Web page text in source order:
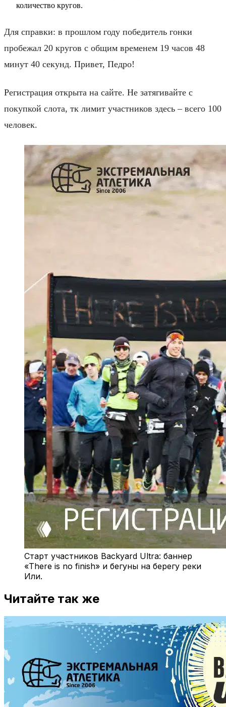
количество кругов.
Для справки: в прошлом году победитель гонки
пробежал 20 кругов с общим временем 19 часов 48
минут 40 секунд. Привет, Педро!
Регистрация открыта на сайте. Не затягивайте с
покупкой слота, тк лимит участников здесь – всего 100
человек.
Старт участников Backyard Ultra: баннер
«There is no finish» и бегуны на берегу реки
Или.
Читайте так же